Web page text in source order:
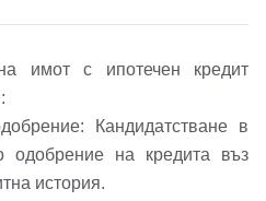
имот с ипотечен кредит
Кандидатстване в
одобрение на кредита въз
история.